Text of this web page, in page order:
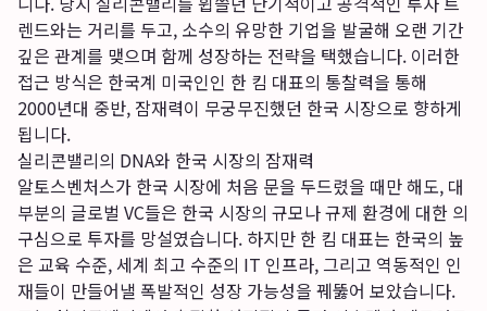
렌드와는 거리를 두고, 소수의 유망한 기업을 발굴해 오랜 기간
깊은 관계를 맺으며 함께 성장하는 전략을 택했습니다. 이러한
접근 방식은 한국계 미국인인 한 킴 대표의 통찰력을 통해
2000년대 중반, 잠재력이 무궁무진했던 한국 시장으로 향하게
됩니다.
실리콘밸리의 DNA와 한국 시장의 잠재력
알토스벤처스가 한국 시장에 처음 문을 두드렸을 때만 해도, 대
부분의 글로벌 VC들은 한국 시장의 규모나 규제 환경에 대한 의
구심으로 투자를 망설였습니다. 하지만 한 킴 대표는 한국의 높
은 교육 수준, 세계 최고 수준의 IT 인프라, 그리고 역동적인 인
재들이 만들어낼 폭발적인 성장 가능성을 꿰뚫어 보았습니다.